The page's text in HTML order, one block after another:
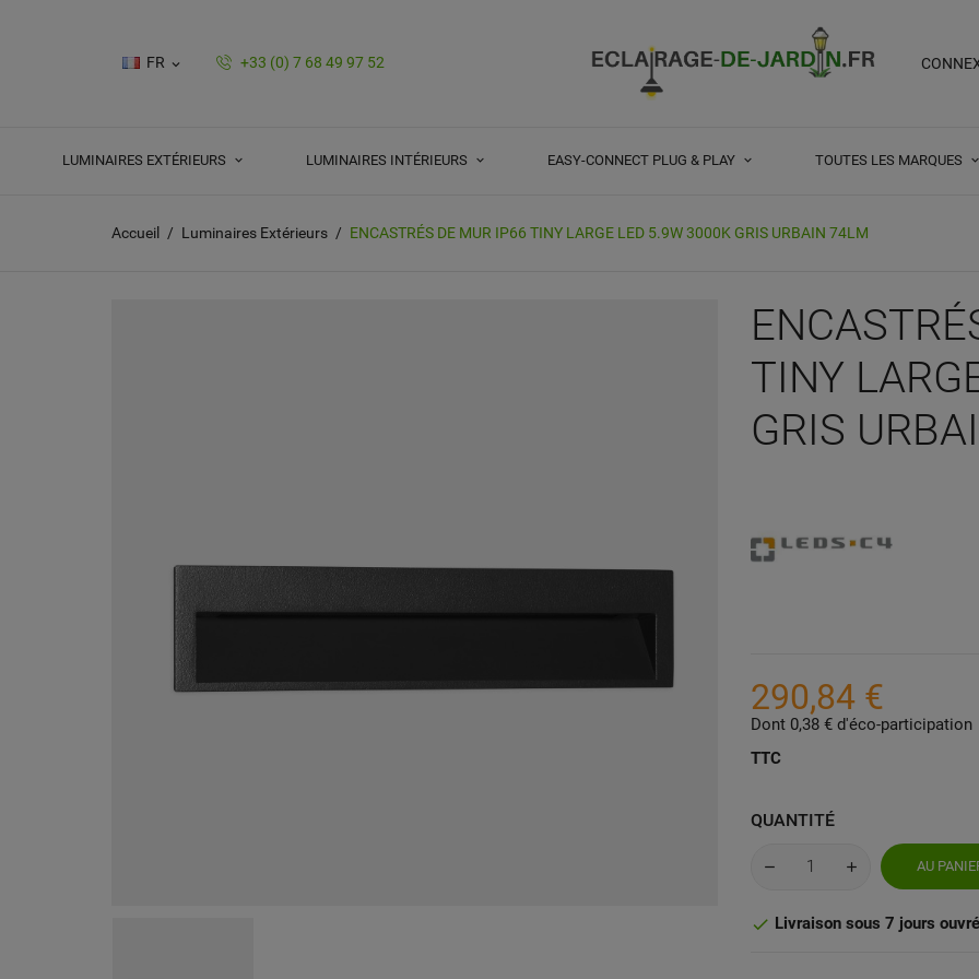
FR  +33 (0) 7 68 49 97 52
LUMINAIRES EXTÉRIEURS LUMINAIRES INTÉRIEURS EASY-CONNECT PLUG & PLAY TOUTES LES MARQUES
Accueil Luminaires Extérieurs ENCASTRÉS DE MUR IP66 TINY LARGE LED 5.9W 3000K GRIS URBAIN 74LM
TINY
GRIS
290,84 €
Dont 0,38 € d'éco-participation
TTC
QUANTITÉ
AU
 Livraison sous 7 jours